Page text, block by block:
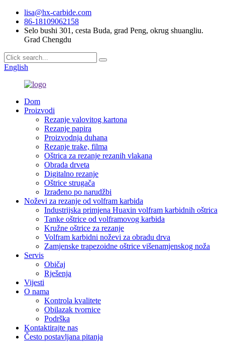
lisa@hx-carbide.com
86-18109062158
Selo bushi 301, cesta Buda, grad Peng, okrug shuangliu.
Grad Chengdu
English
Dom
Proizvodi
Rezanje valovitog kartona
Rezanje papira
Proizvodnja duhana
Rezanje trake, filma
Oštrica za rezanje rezanih vlakana
Obrada drveta
Digitalno rezanje
Oštrice strugača
Izrađeno po narudžbi
Noževi za rezanje od volfram karbida
Industrijska primjena Huaxin volfram karbidnih oštrica
Tanke oštrice od volframovog karbida
Kružne oštrice za rezanje
Volfram karbidni noževi za obradu drva
Zamjenske trapezoidne oštrice višenamjenskog noža
Servis
Običaj
Rješenja
Vijesti
O nama
Kontrola kvalitete
Obilazak tvornice
Podrška
Kontaktirajte nas
Često postavljana pitanja